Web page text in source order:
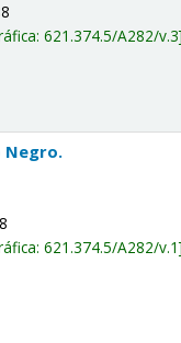
621.374.5/A282/v.3
Negro.
621.374.5/A282/v.1